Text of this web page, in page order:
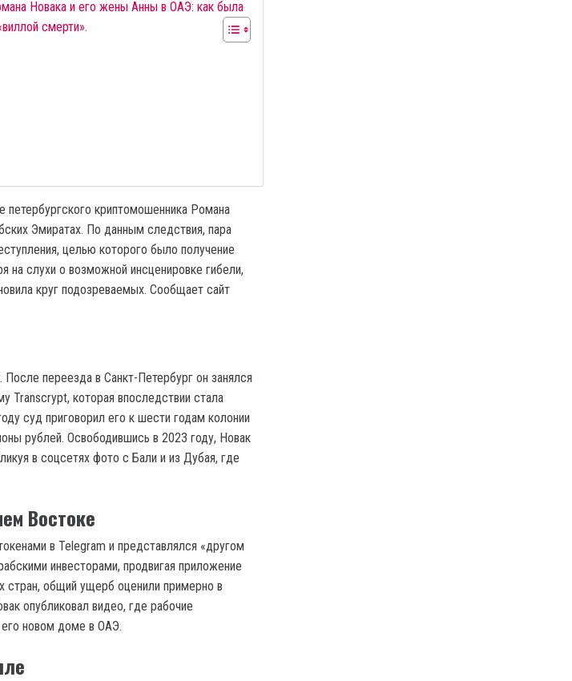
Новака и его жены Анны в ОАЭ: как была
смерти».
криптомошенника Романа
Эмиратах. По данным следствия, пара
целью которого было получение
на слухи о возможной инсценировке гибели,
круг подозреваемых. Сообщает сайт
переезда в Санкт-Петербург он занялся
Transcrypt, которая впоследствии стала
суд приговорил его к шести годам колонии
рублей. Освободившись в 2023 году, Новак
в соцсетях фото с Бали и из Дубая, где
Востоке
в Telegram и представлялся «другом
инвесторами, продвигая приложение
стран, общий ущерб оценили примерно в
опубликовал видео, где рабочие
его новом доме в ОАЭ.